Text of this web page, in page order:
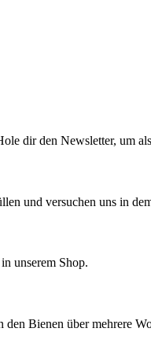
dir den Newsletter, um
und versuchen uns in
unserem Shop.
Bienen über mehrere